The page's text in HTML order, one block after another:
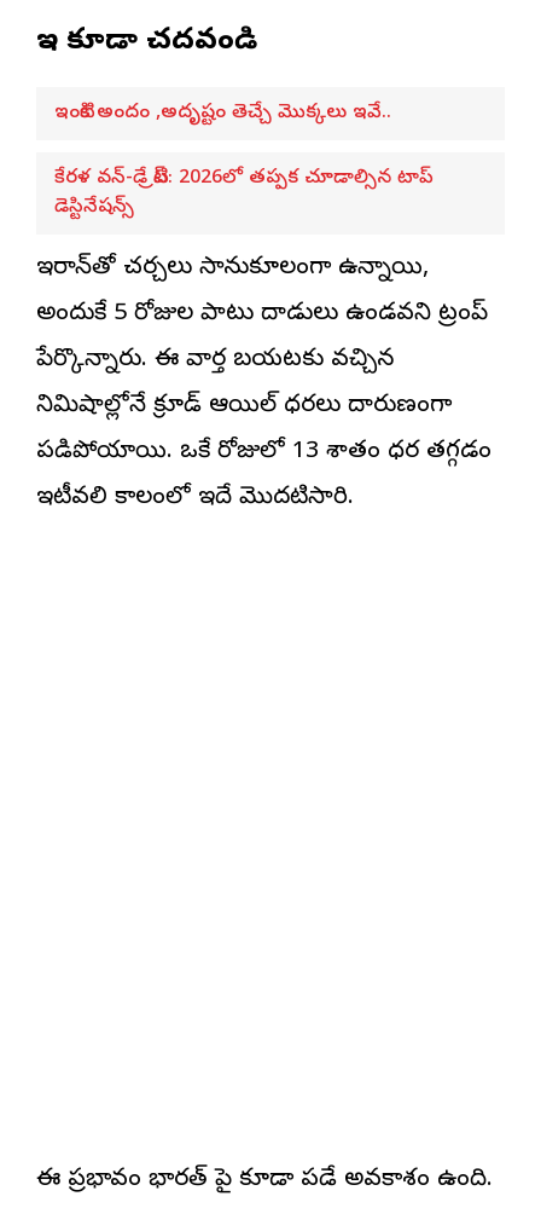
ఇవి కూడా చదవండి
ఇంటికి అందం ,అదృష్టం తెచ్చే మొక్కలు ఇవే..
కేరళ వన్-డే ట్రిప్: 2026లో తప్పక చూడాల్సిన టాప్
డెస్టినేషన్స్
ఇరాన్‌తో చర్చలు సానుకూలంగా ఉన్నాయి,
అందుకే 5 రోజుల పాటు దాడులు ఉండవని ట్రంప్
పేర్కొన్నారు. ఈ వార్త బయటకు వచ్చిన
నిమిషాల్లోనే క్రూడ్ ఆయిల్ ధరలు దారుణంగా
పడిపోయాయి. ఒకే రోజులో 13 శాతం ధర తగ్గడం
ఇటీవలి కాలంలో ఇదే మొదటిసారి.
ఈ ప్రభావం భారత్ పై కూడా పడే అవకాశం ఉంది.